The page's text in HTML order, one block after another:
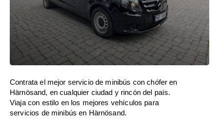
Contrata el mejor servicio de minibús con chófer en
Härnösand, en cualquier ciudad y rincón del país.
Viaja con estilo en los mejores vehículos para
servicios de minibús en Härnösand.